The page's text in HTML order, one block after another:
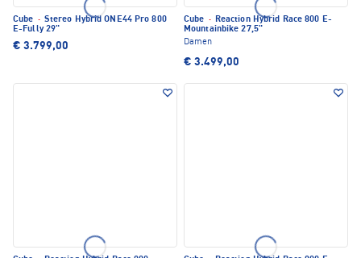
Cube · Stereo Hybrid ONE44 Pro 800
E-Fully 29"
€ 3.799,00
Cube · Reaction Hybrid Race 800 E-
Mountainbike 27,5"
Damen
€ 3.499,00